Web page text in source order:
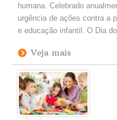
humana. Celebrado
urgência de ações contra a
e educação infantil. O Dia do
Veja mais